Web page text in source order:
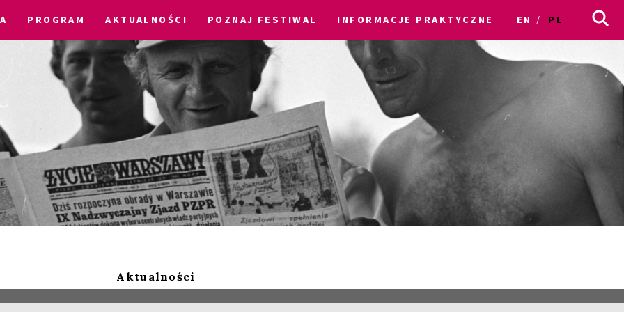
PROGRAM AKTUALNOŚCI POZNAJ FESTIWAL INFORMACJE PRAKTYCZNE EN PL
Aktualności